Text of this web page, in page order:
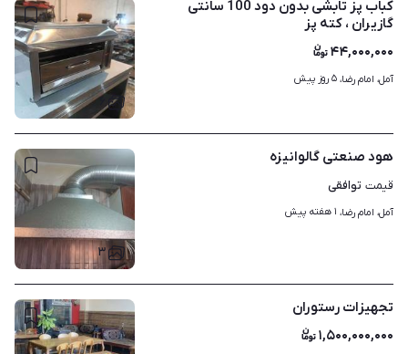
۶
کباب پز تابشی بدون دود 100 سانتی
گازیران ، کته پز
۴۴,۰۰۰,۰۰۰
آمل، امام رضا، ۵ روز پیش
۳
هود صنعتی گالوانیزه
قیمت توافقی
آمل، امام رضا، ۱ هفته پیش
تجهیزات رستوران
۱,۵۰۰,۰۰۰,۰۰۰